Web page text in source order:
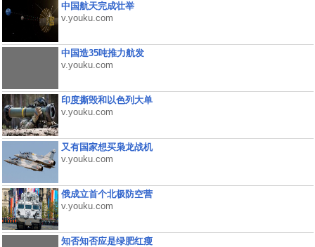
中国航天完成壮举
v.youku.com
中国造35吨推力航发
v.youku.com
印度撕毁和以色列大单
v.youku.com
又有国家想买枭龙战机
v.youku.com
俄成立首个北极防空营
v.youku.com
知否知否应是绿肥红瘦